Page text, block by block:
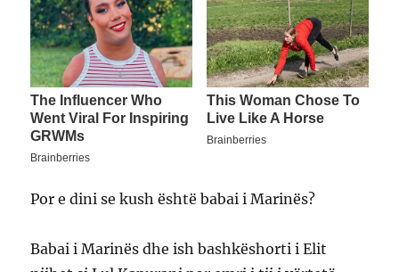
Por e dini se kush është babai i Marinës?
Babai i Marinës dhe ish bashkëshorti i Elit